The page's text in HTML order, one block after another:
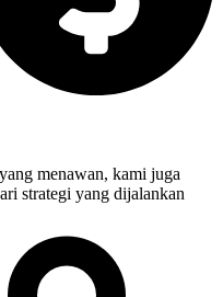
menawan, kami juga
strategi yang dijalankan